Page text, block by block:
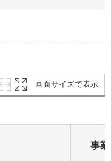
画面サイズで表示
事